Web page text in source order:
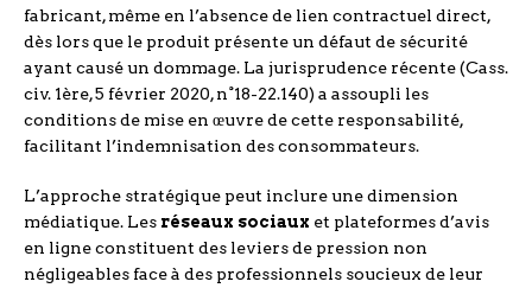
fabricant, même en l’absence de lien contractuel direct,
dès lors que le produit présente un défaut de sécurité
ayant causé un dommage. La jurisprudence récente (Cass.
civ. 1ère, 5 février 2020, n°18-22.140) a assoupli les
conditions de mise en œuvre de cette responsabilité,
facilitant l’indemnisation des consommateurs.
L’approche stratégique peut inclure une dimension
médiatique. Les réseaux sociaux et plateformes d’avis
en ligne constituent des leviers de pression non
négligeables face à des professionnels soucieux de leur